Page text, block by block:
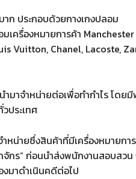
ก ประกอบด้วยกางเกงปลอม
มเครื่องหมายการค้า
Vuitton, Chanel, Lacoste,
มาจำหน่ายต่อเพื่อทำกำไร โดย
ประเทศ
หน่ายซึ่งสินค้าที่มีเครื่องหมายกา
กร” ก่อนนำส่งพนักงานสอบสวน
มาดำเนินคดีต่อไป